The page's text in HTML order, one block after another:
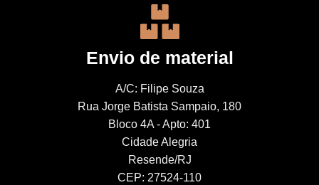
Envio de material
A/C: Filipe Souza
Rua Jorge Batista Sampaio, 180
Bloco 4A - Apto: 401
Cidade Alegria
Resende/RJ
CEP: 27524-110